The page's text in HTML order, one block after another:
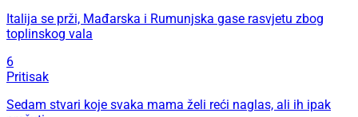
Italija se prži, Mađarska i Rumunjska gase rasvjetu zbog
toplinskog vala
6
Pritisak
Sedam stvari koje svaka mama želi reći naglas, ali ih ipak